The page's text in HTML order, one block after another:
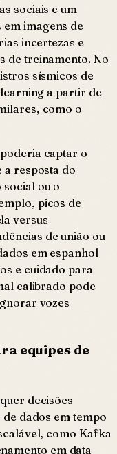
sociais e um
imagens de
incertezas e
de treinamento. No
sísmicos de
a partir de
como o
captar o
resposta do
ou o
picos de
versus
de união ou
em espanhol
e cuidado para
calibrado pode
vozes
equipes de
decisões
dados em tempo
como Kafka
em data